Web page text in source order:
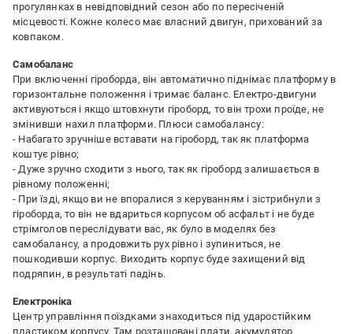
прогулянках в невідповідний сезон або по пересіченій
місцевості. Кожне колесо має власний двигун, прихований за
ковпаком.
Самобаланс
При включенні гіроборда, він автоматично піднімає платформу в
горизонтальне положення і тримає баланс. Електро-двигуни
активуються і якщо штовхнути гіроборд, то він трохи проїде, не
змінивши нахил платформи. Плюси самобалансу:
- Набагато зручніше вставати на гіроборд, так як платформа
коштує рівно;
- Дуже зручно сходити з нього, так як гіроборд залишається в
рівному положенні;
- При їзді, якщо ви не впоралися з керуванням і зістрибнули з
гіроборда, то він не вдариться корпусом об асфальт і не буде
стрімголов переслідувати вас, як було в моделях без
самобалансу, а продовжить рух рівно і зупиниться, не
пошкодивши корпус. Виходить корпус буде захищений від
подряпин, в результаті падінь.
Електроніка
Центр управління поїздками знаходиться під ударостійким
пластиком корпусу. Там розташовані плати, акумулятор